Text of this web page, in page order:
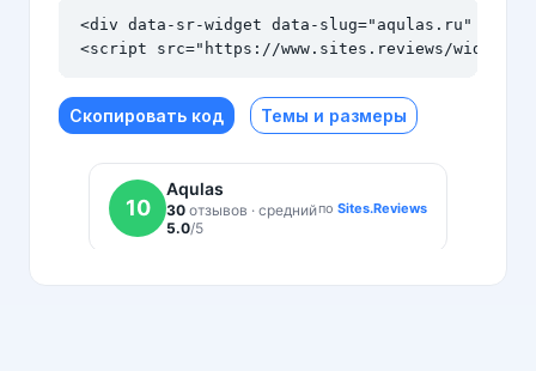
<div data-sr-widget data-slug="aqulas.ru" data-
<script src="https://www.sites.reviews/
Скопировать код Темы и размеры